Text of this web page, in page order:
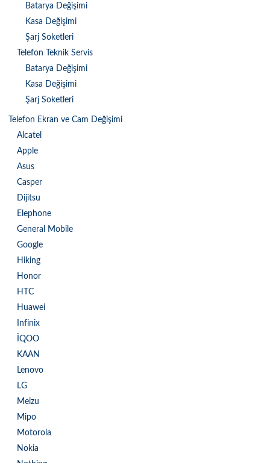
Batarya Değişimi
Kasa Değişimi
Şarj Soketleri
Telefon Teknik Servis
Batarya Değişimi
Kasa Değişimi
Şarj Soketleri
Telefon Ekran ve Cam Değişimi
Alcatel
Apple
Asus
Casper
Dijitsu
Elephone
General Mobile
Google
Hiking
Honor
HTC
Huawei
Infinix
İQOO
KAAN
Lenovo
LG
Meizu
Mipo
Motorola
Nokia